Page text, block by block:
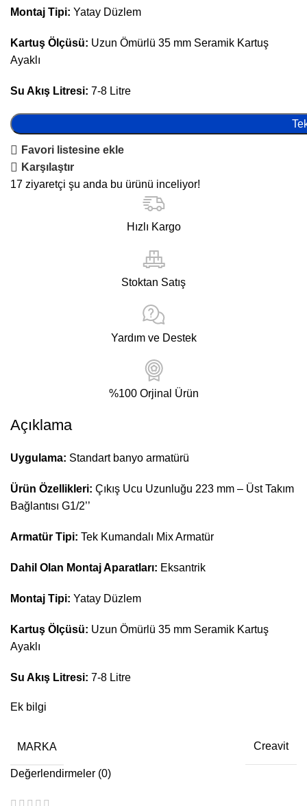
Montaj Tipi: Yatay Düzlem
Kartuş Ölçüsü: Uzun Ömürlü 35 mm Seramik Kartuş
Ayaklı
Su Akış Litresi: 7-8 Litre
Favori listesine ekle
Karşılaştır
17 ziyaretçi şu anda bu ürünü inceliyor!
Hızlı Kargo
Stoktan Satış
Yardım ve Destek
%100 Orjinal Ürün
Açıklama
Uygulama: Standart banyo armatürü
Ürün Özellikleri: Çıkış Ucu Uzunluğu 223 mm – Üst Takım
Bağlantısı G1/2’’
Armatür Tipi: Tek Kumandalı Mix Armatür
Dahil Olan Montaj Aparatları: Eksantrik
Montaj Tipi: Yatay Düzlem
Kartuş Ölçüsü: Uzun Ömürlü 35 mm Seramik Kartuş
Ayaklı
Su Akış Litresi: 7-8 Litre
Ek bilgi
MARKA Creavit
Değerlendirmeler (0)